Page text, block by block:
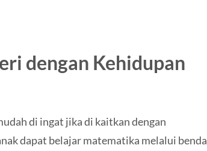
dengan Kehidupan
di ingat jika di kaitkan dengan
dapat belajar matematika melalui benda